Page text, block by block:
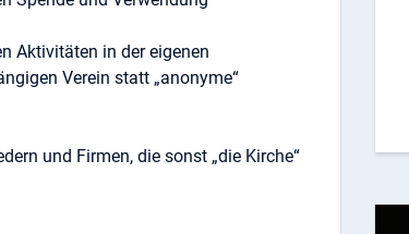
Aktivitäten in der eigenen
Verein statt „anonyme“
und Firmen, die sonst „die Kirche“